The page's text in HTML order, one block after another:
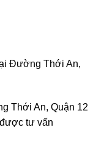
Đường Thới An,
Thới An, Quận 12
tư vấn